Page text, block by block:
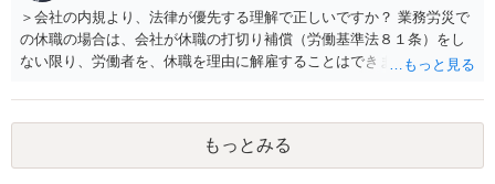
費・未回収費用のみ」に限定する、などが典型です。 ・弁護士に契約
前に契約書の内容をレビューしてもらう価値は十分にあると思われま
す。 争点は、契約類型が雇用か業務委託か、実態として労働者性があ
るか、解除事由が双方にどう定められているか、違約金の算定根拠が
合理的か、という複数論点に分かれます。契約前なら、交渉のパワー
バランスの問題もありますが、修正余地があるうえ、後から争うより
コストを抑えやすいので、資料等を持参の上弁護士に確認されること
をお勧めします。 ・事務所側の解除でも、解除理由によってはタレン
＞会社の内規より、法律が優先する理解で正しいですか？ 業務労災で
の休職の場合は、会社が休職の打切り補償（労働基準法８１条）をし
ない限り、労働者を、休職を理由に解雇することはできません（労働
期間満了による退職は、業務労災への適用はありませんので、ご安心
ください。 仮に会社が打切り補償をせずに解雇した場合は、不当解雇
に当たります。 ＞労災の休業補償と、所得補償保険の保険金とは別
に、受け取れる金銭はありますでしょうか？ 業務労災の場合は、会社
もっとみる